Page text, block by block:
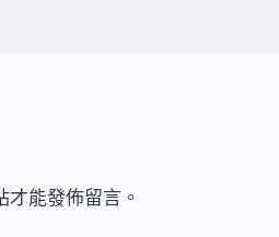
才能發佈留言。